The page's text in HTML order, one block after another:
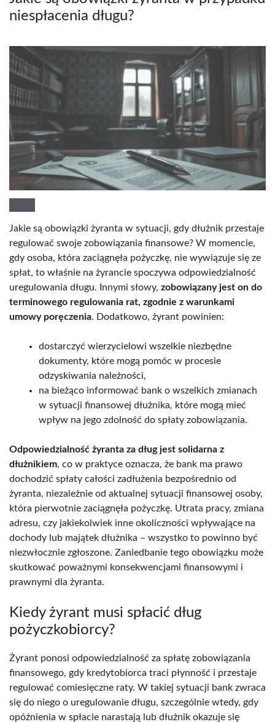
niespłacenia długu?
Jakie są obowiązki żyranta w sytuacji, gdy dłużnik przestaje
regulować swoje zobowiązania finansowe? W momencie,
gdy osoba, która zaciągnęła pożyczkę, nie wywiązuje się ze
spłat, to właśnie na żyrancie spoczywa odpowiedzialność
uregulowania długu. Innymi słowy, zobowiązany jest on do
terminowego regulowania rat, zgodnie z warunkami
umowy poręczenia. Dodatkowo, żyrant powinien:
dostarczyć wierzycielowi wszelkie niezbędne
dokumenty, które mogą pomóc w procesie
odzyskiwania należności,
na bieżąco informować bank o wszelkich zmianach
w sytuacji finansowej dłużnika, które mogą mieć
wpływ na jego zdolność do spłaty zobowiązania.
Odpowiedzialność żyranta za dług jest solidarna z
dłużnikiem, co w praktyce oznacza, że bank ma prawo
dochodzić spłaty całości zadłużenia bezpośrednio od
żyranta, niezależnie od aktualnej sytuacji finansowej osoby,
która pierwotnie zaciągnęła pożyczkę. Utrata pracy, zmiana
adresu, czy jakiekolwiek inne okoliczności wpływające na
dochody lub majątek dłużnika – wszystko to powinno być
niezwłocznie zgłoszone. Zaniedbanie tego obowiązku może
skutkować poważnymi konsekwencjami finansowymi i
prawnymi dla żyranta.
Kiedy żyrant musi spłacić dług
pożyczkobiorcy?
Żyrant ponosi odpowiedzialność za spłatę zobowiązania
finansowego, gdy kredytobiorca traci płynność i przestaje
regulować comiesięczne raty. W takiej sytuacji bank zwraca
się do niego o uregulowanie długu, szczególnie wtedy, gdy
opóźnienia w spłacie narastają lub dłużnik okazuje się